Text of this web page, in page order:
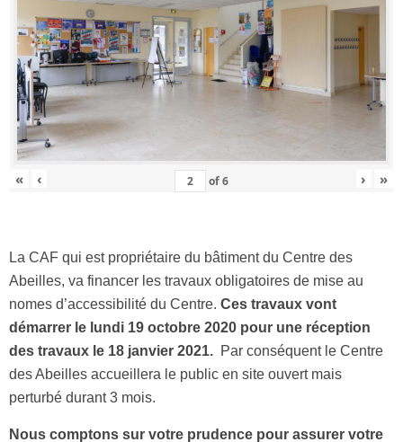
« ‹ of6 › »
La CAF qui est propriétaire du bâtiment du Centre des
Abeilles, va financer les travaux obligatoires de mise au
nomes d’accessibilité du Centre. Ces travaux vont
démarrer le lundi 19 octobre 2020 pour une réception
des travaux le 18 janvier 2021. Par conséquent le Centre
des Abeilles accueillera le public en site ouvert mais
perturbé durant 3 mois.
Nous comptons sur votre prudence pour assurer votre